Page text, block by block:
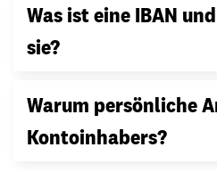
Was ist eine IBAN
sie?
Warum persönliche
Kontoinhabers?